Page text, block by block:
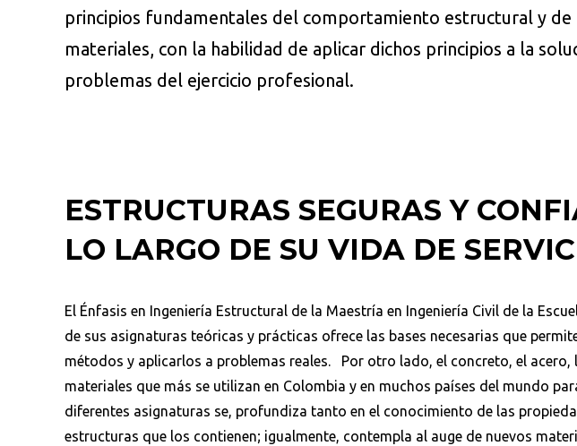
principios fundamentales del comportamiento estructural y de
materiales, con la habilidad de aplicar dichos principios a la
problemas del ejercicio profesional.
ESTRUCTURAS SEGURAS Y
LO LARGO DE SU VIDA DE
El Énfasis en Ingeniería Estructural de la Maestría en Ingeniería Civil de la
de sus asignaturas teóricas y prácticas ofrece las bases necesarias que
métodos y aplicarlos a problemas reales. Por otro lado, el concreto, el
materiales que más se utilizan en Colombia y en muchos países del mundo
diferentes asignaturas se, profundiza tanto en el conocimiento de las
estructuras que los contienen; igualmente, contempla al auge de nuevos